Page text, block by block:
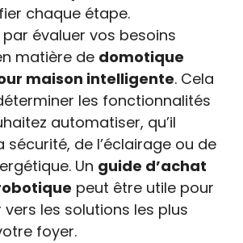
chaque étape.
évaluer vos besoins
matière de domotique
maison intelligente. Cela
les fonctionnalités
automatiser, qu’il
sécurité, de l’éclairage ou de
Un guide d’achat
peut être utile pour
les solutions les plus
foyer.